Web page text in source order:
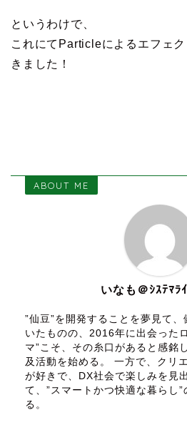
というわけで、
これにてParticleによるエフェ
きました！
ABOUT ME
いなも＠ｼｽﾃﾏﾗ
”仙豆”を開発することを夢見て
いたものの、2016年に出会った
マ”こそ、その糸口があると感銘
及活動を始める。 一方で、クリ
が好きで、DX社会で楽しみを見
て、”スマートかつ快適な暮らし
る。